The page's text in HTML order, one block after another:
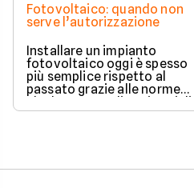
Fotovoltaico: quando non
serve l’autorizzazione
Installare un impianto
fotovoltaico oggi è spesso
più semplice rispetto al
passato grazie alle norme
che hanno ampliato i casi di
edilizia libera.